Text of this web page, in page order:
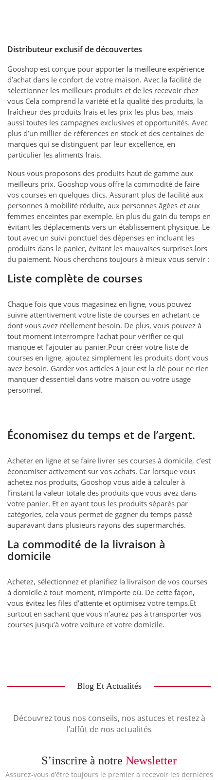
Distributeur exclusif de découvertes
Gooshop est conçue pour apporter la meilleure expérience
d’achat dans le confort de votre maison. Avec la facilité de
sélectionner les meilleurs produits et de les recevoir chez
vous Cela comprend la variété et la qualité des produits, la
fraîcheur des produits frais et les prix les plus bas, mais
aussi toutes les campagnes exclusives et opportunités. Avec
plus d’un millier de références en stock et des centaines de
marques qui se distinguent par leur excellence, en
particulier les aliments frais.
Nous vous proposons des produits haut de gamme aux
meilleurs prix. Gooshop vous offre la commodité de faire
vos courses en quelques clics. Assurant plus de facilité aux
personnes à mobilité réduite, aux personnes âgées et aux
femmes enceintes par exemple. En plus du gain du temps en
évitant les déplacements vers un établissement physique. Le
tout avec un suivi ponctuel des dépenses en incluant les
produits dans le panier, évitant les mauvaises surprises lors
du paiement. Nous cherchons toujours à mieux vous servir :
Liste complète de courses
Chaque fois que vous magasinez en ligne, vous pouvez
suivre attentivement votre liste de courses en achetant ce
dont vous avez réellement besoin. De plus, vous pouvez à
tout moment interrompre l’achat pour vérifier ce qui
manque et l’ajouter au panier.Pour créer votre liste de
courses en ligne, ajoutez simplement les produits dont vous
avez besoin. Garder vos articles à jour est la clé pour ne rien
manquer d’essentiel dans votre maison ou votre usage
personnel.
Économisez du temps et de l’argent.
Acheter en ligne et se faire livrer ses courses à domicile, c’est
économiser activement sur vos achats. Car lorsque vous
achetez nos produits, Gooshop vous aide à calculer à
l’instant la valeur totale des produits que vous avez dans
votre panier. Et en ayant tous les produits séparés par
catégories, cela vous permet de gagner du temps passé
auparavant dans plusieurs rayons des supermarchés.
La commodité de la livraison à
domicile
Achetez, sélectionnez et planifiez la livraison de vos courses
à domicile à tout moment, n’importe où. De cette façon,
vous évitez les files d’attente et optimisez votre temps.Et
surtout en sachant que vous n’aurez pas à transporter vos
courses jusqu’à votre voiture et votre domicile.
Blog Et Actualités
Découvrez tous nos conseils, nos astuces et restez à
l’affût de nos actualités
S’inscrire à notre Newsletter
Assurez-vous d’être toujours le premier à recevoir les dernières